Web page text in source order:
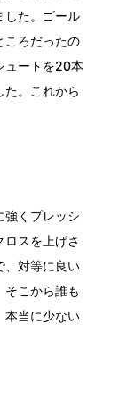
した。ゴール
ころだったの
ュートを20本
。これから
強くプレッシ
スを上げさ
、対等に良い
そこから誰も
本当に少ない